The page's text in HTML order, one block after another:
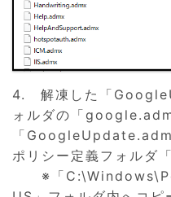
4. 解凍した「
ォルダの「
「
ポリシー定義フォルダ
※「